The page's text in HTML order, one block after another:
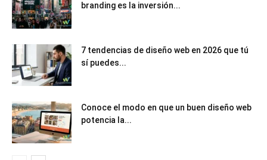
branding es la inversión...
7 tendencias de diseño web en 2026 que tú
sí puedes...
Conoce el modo en que un buen diseño web
potencia la...